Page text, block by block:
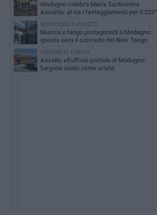
Modugno celebra Maria Santissima
Assunta: al via i festeggiamenti per il 229°
anniversario della Traslazione
MERCOLEDÌ 5 AGOSTO
Musica e tango protagonisti a Modugno:
questa sera il concerto del New Tango
Quartet
VENERDÌ 31 LUGLIO
Assalto all'ufficio postale di Modugno:
furgone usato come ariete